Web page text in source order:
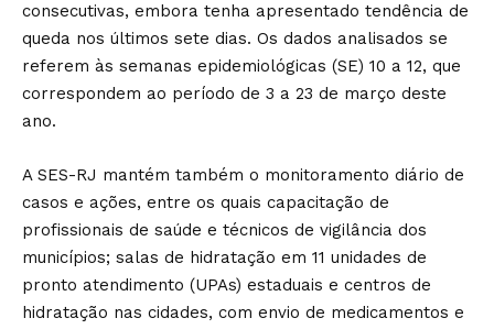
consecutivas, embora tenha apresentado tendência de
queda nos últimos sete dias. Os dados analisados se
referem às semanas epidemiológicas (SE) 10 a 12, que
correspondem ao período de 3 a 23 de março deste
ano.
A SES-RJ mantém também o monitoramento diário de
casos e ações, entre os quais capacitação de
profissionais de saúde e técnicos de vigilância dos
municípios; salas de hidratação em 11 unidades de
pronto atendimento (UPAs) estaduais e centros de
hidratação nas cidades, com envio de medicamentos e